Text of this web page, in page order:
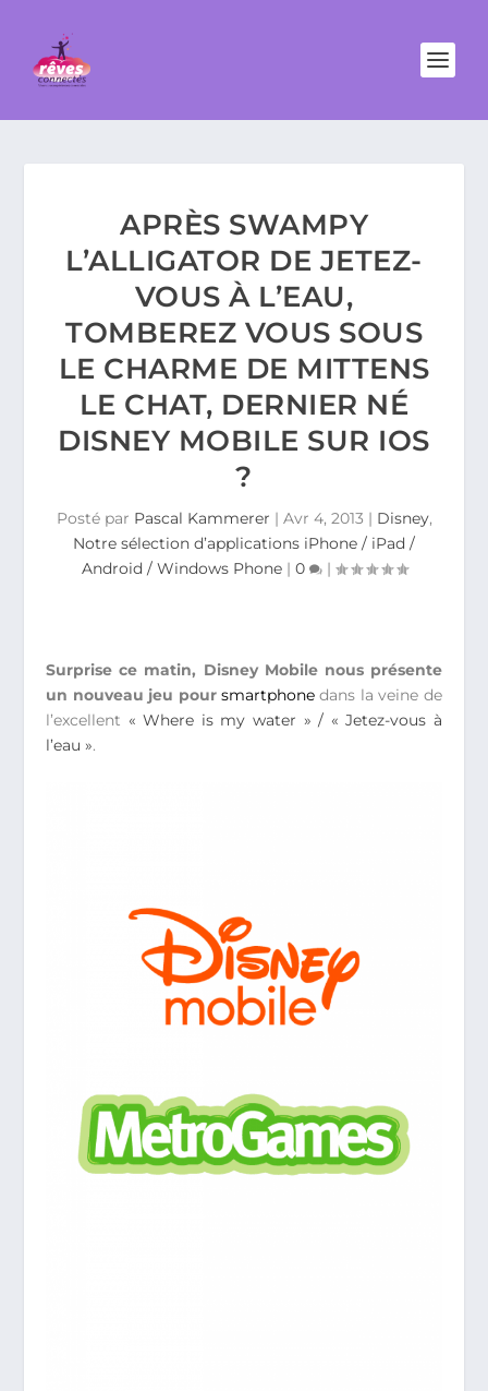
APRÈS SWAMPY
L’ALLIGATOR DE JETEZ-
VOUS À L’EAU,
TOMBEREZ VOUS SOUS
LE CHARME DE MITTENS
LE CHAT, DERNIER NÉ
DISNEY MOBILE SUR IOS
?
Posté par Pascal Kammerer | Avr 4, 2013 | Disney,
Notre sélection d’applications iPhone / iPad /
Android / Windows Phone| 0 |
Surprise ce matin, Disney Mobile nous présente
un nouveau jeu pour smartphone dans la veine de
l’excellent « Where is my water » / « Jetez-vous à
l’eau ».